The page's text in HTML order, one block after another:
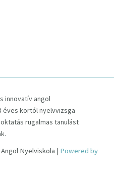
innovatív angol
éves kortól nyelvvizsga
rugalmas tanulást
Nyelviskola | Powered by